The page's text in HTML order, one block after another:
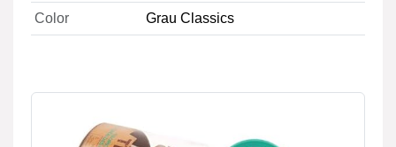
Color Grau Classics